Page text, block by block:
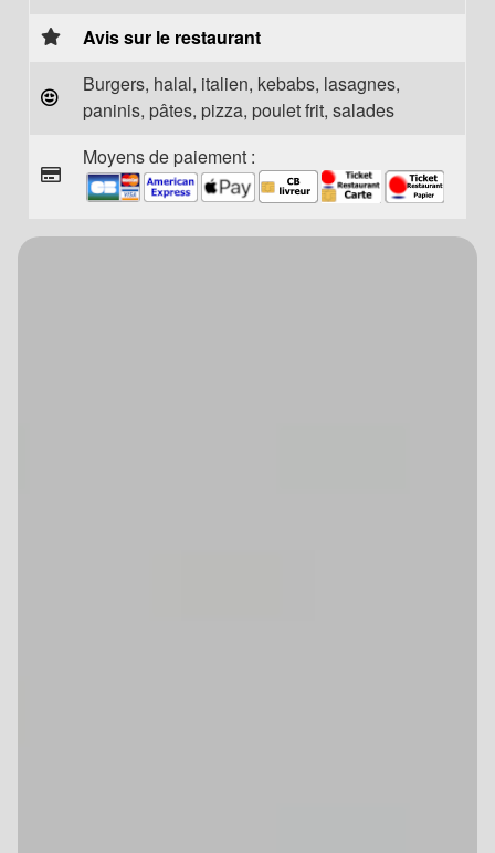
Avis sur le restaurant
Burgers, halal, italien, kebabs, lasagnes,
paninis, pâtes, pizza, poulet frit, salades
Moyens de paiement :